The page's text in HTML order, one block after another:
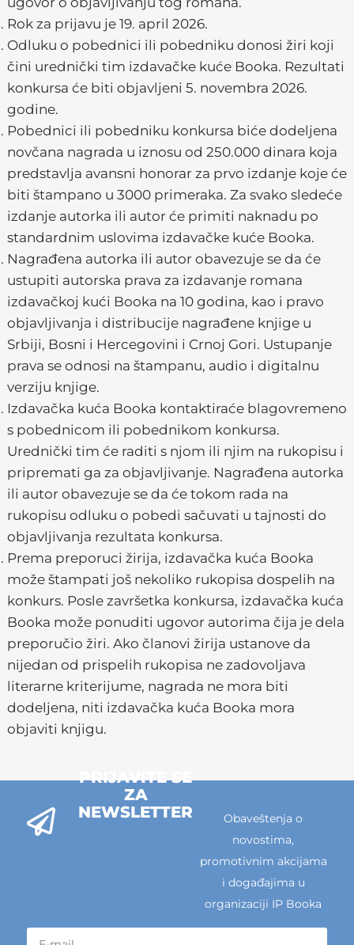
Rok za prijavu je 19. april 2026.
Odluku o pobednici ili pobedniku donosi žiri koji
čini urednički tim izdavačke kuće Booka. Rezultati
konkursa će biti objavljeni 5. novembra 2026.
godine.
Pobednici ili pobedniku konkursa biće dodeljena
novčana nagrada u iznosu od 250.000 dinara koja
predstavlja avansni honorar za prvo izdanje koje će
biti štampano u 3000 primeraka. Za svako sledeće
izdanje autorka ili autor će primiti naknadu po
standardnim uslovima izdavačke kuće Booka.
Nagrađena autorka ili autor obavezuje se da će
ustupiti autorska prava za izdavanje romana
izdavačkoj kući Booka na 10 godina, kao i pravo
objavljivanja i distribucije nagrađene knjige u
Srbiji, Bosni i Hercegovini i Crnoj Gori. Ustupanje
prava se odnosi na štampanu, audio i digitalnu
verziju knjige.
Izdavačka kuća Booka kontaktiraće blagovremeno
s pobednicom ili pobednikom konkursa.
Urednički tim će raditi s njom ili njim na rukopisu i
pripremati ga za objavljivanje. Nagrađena autorka
ili autor obavezuje se da će tokom rada na
rukopisu odluku o pobedi sačuvati u tajnosti do
objavljivanja rezultata konkursa.
Prema preporuci žirija, izdavačka kuća Booka
može štampati još nekoliko rukopisa dospelih na
konkurs. Posle završetka konkursa, izdavačka kuća
Booka može ponuditi ugovor autorima čija je dela
preporučio žiri. Ako članovi žirija ustanove da
nijedan od prispelih rukopisa ne zadovoljava
literarne kriterijume, nagrada ne mora biti
dodeljena, niti izdavačka kuća Booka mora
objaviti knjigu.
PRIJAVITE SE
ZA
NEWSLETTER
Obaveštenja o
novostima,
promotivnim akcijama
i događajima u
organizaciji IP Booka